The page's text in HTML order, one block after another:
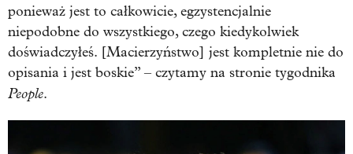
ponieważ jest to całkowicie, egzystencjalnie
niepodobne do wszystkiego, czego kiedykolwiek
doświadczyłeś. [Macierzyństwo] jest kompletnie nie do
opisania i jest boskie” – czytamy na stronie tygodnika
People.